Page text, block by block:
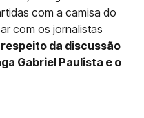
com a camisa do
com os jornalistas
da discussão
Gabriel Paulista e o